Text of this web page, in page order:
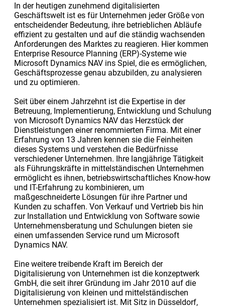
In der heutigen zunehmend digitalisierten
Geschäftswelt ist es für Unternehmen jeder Größe von
entscheidender Bedeutung, ihre betrieblichen Abläufe
effizient zu gestalten und auf die ständig wachsenden
Anforderungen des Marktes zu reagieren. Hier kommen
Enterprise Resource Planning (ERP)-Systeme wie
Microsoft Dynamics NAV ins Spiel, die es ermöglichen,
Geschäftsprozesse genau abzubilden, zu analysieren
und zu optimieren.
Seit über einem Jahrzehnt ist die Expertise in der
Betreuung, Implementierung, Entwicklung und Schulung
von Microsoft Dynamics NAV das Herzstück der
Dienstleistungen einer renommierten Firma. Mit einer
Erfahrung von 13 Jahren kennen sie die Feinheiten
dieses Systems und verstehen die Bedürfnisse
verschiedener Unternehmen. Ihre langjährige Tätigkeit
als Führungskräfte in mittelständischen Unternehmen
ermöglicht es ihnen, betriebswirtschaftliches Know-how
und IT-Erfahrung zu kombinieren, um
maßgeschneiderte Lösungen für ihre Partner und
Kunden zu schaffen. Von Verkauf und Vertrieb bis hin
zur Installation und Entwicklung von Software sowie
Unternehmensberatung und Schulungen bieten sie
einen umfassenden Service rund um Microsoft
Dynamics NAV.
Eine weitere treibende Kraft im Bereich der
Digitalisierung von Unternehmen ist die konzeptwerk
GmbH, die seit ihrer Gründung im Jahr 2010 auf die
Digitalisierung von kleinen und mittelständischen
Unternehmen spezialisiert ist. Mit Sitz in Düsseldorf,